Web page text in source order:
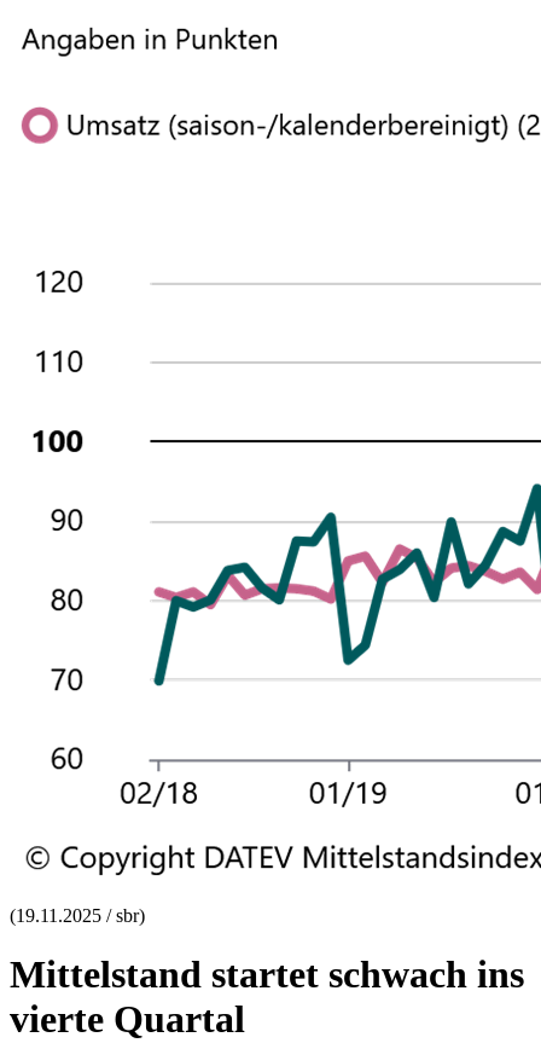
(19.11.2025 / sbr)
Mittelstand startet schwach ins
vierte Quartal